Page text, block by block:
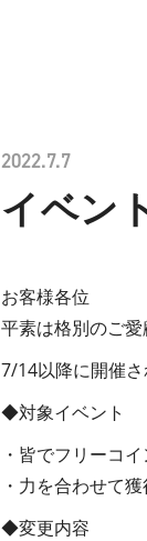
2022.7.7
イベン
お客様各位
平素は格別のご愛
7/14以降に開催
◆対象イベント
・皆でフリーコ
・力を合わせて
◆変更内容